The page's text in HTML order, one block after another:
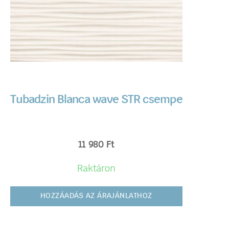
Tubadzin Blanca wave STR csempe
11 980 Ft
Raktáron
HOZZÁADÁS AZ ÁRAJÁNLATHOZ